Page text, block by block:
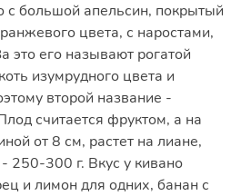
с большой апельсин, покрытый
цвета, с наростами,
его называют рогатой
изумрудного цвета и
второй название -
считается фруктом, а на
от 8 см, растет на лиане,
250-300 г. Вкус у кивано
и лимон для одних, банан с